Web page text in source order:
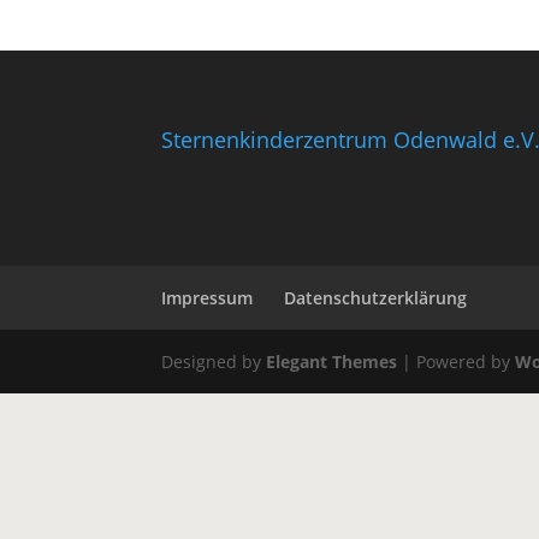
Sternenkinderzentrum Odenwald e.V.
Impressum Datenschutzerklärung
Designed by Elegant Themes | Powered by